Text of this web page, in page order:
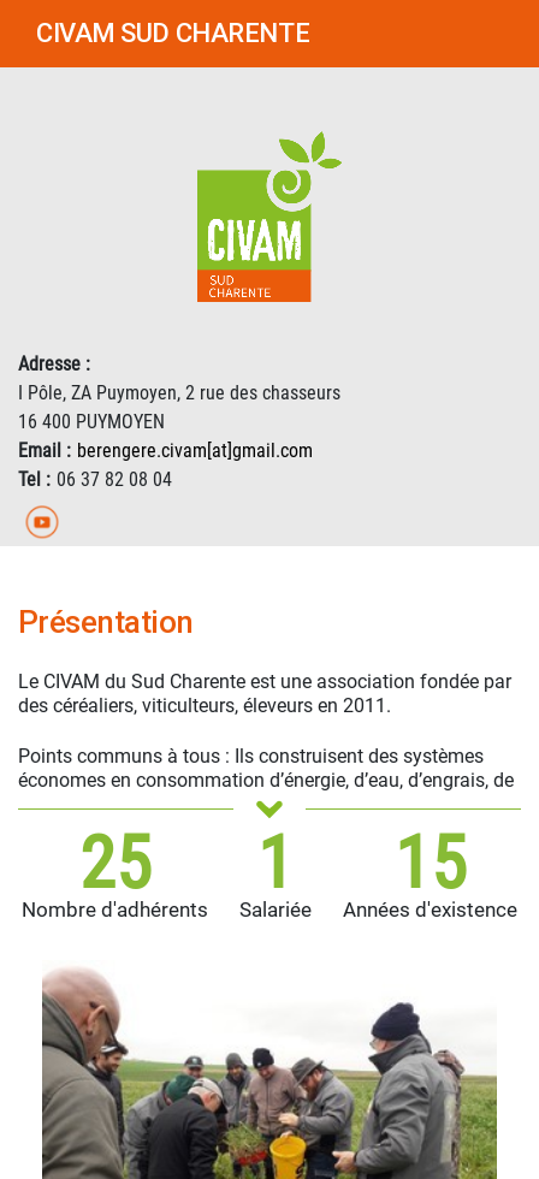
CIVAM SUD CHARENTE
Adresse :
I Pôle, ZA Puymoyen, 2 rue des chasseurs
16 400 PUYMOYEN
Email : berengere.civam[at]gmail.com
Tel : 06 37 82 08 04
Présentation
Le CIVAM du Sud Charente est une association fondée par
des céréaliers, viticulteurs, éleveurs en 2011.
Points communs à tous : Ils construisent des systèmes
économes en consommation d’énergie, d’eau, d’engrais, de
produits phytopharmaceutiques. Leur volonté est de
s’appuyer au maximum sur les services naturels dont ils
disposent : les sols, la ressource en eau, l’air, la biodiversité,
la photosynthèse…Ils veulent piloter des fermes plus
autonomes, moins tributaires des changements des
territoire. Ils cherchent à répondre aux besoins et attentes
des générations présentes sans compromettre le
développement des générations futures.
25
Nombre d'adhérents
1
Salariée
15
Années d'existence